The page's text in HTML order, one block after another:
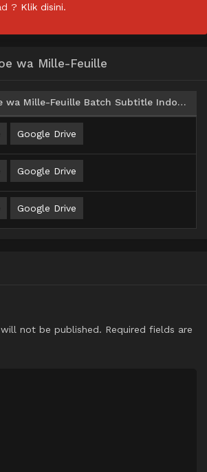
? Klik disini.
wa Mille-Feuille
Download Utagoe wa Mille-Feuille Batch Subtitle Indonesia
Google Drive
Google Drive
Google Drive
not be published. Required fields are